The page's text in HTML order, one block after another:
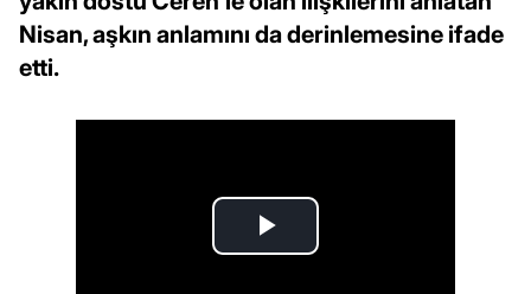
Nisan, aşkın anlamını da derinlemesine ifade
etti.